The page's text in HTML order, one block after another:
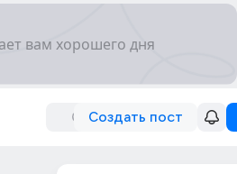
Создать пост